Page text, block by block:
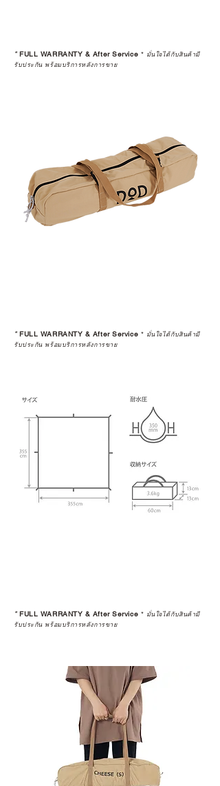
*FULL WARRANTY & After Service * มั่นใจได้กับสินค้ามี
รับประกัน พร้อมบริการหลังการขาย
*FULL WARRANTY & After Service * มั่นใจได้กับสินค้ามี
รับประกัน พร้อมบริการหลังการขาย
*FULL WARRANTY & After Service * มั่นใจได้กับสินค้ามี
รับประกัน พร้อมบริการหลังการขาย